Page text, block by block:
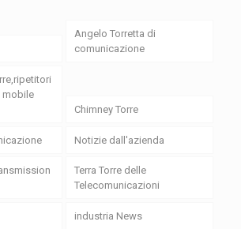
Angelo Torretta di
comunicazione
mobile
Chimney Torre
Notizie dall'azienda
Terra Torre delle
Telecomunicazioni
industria News